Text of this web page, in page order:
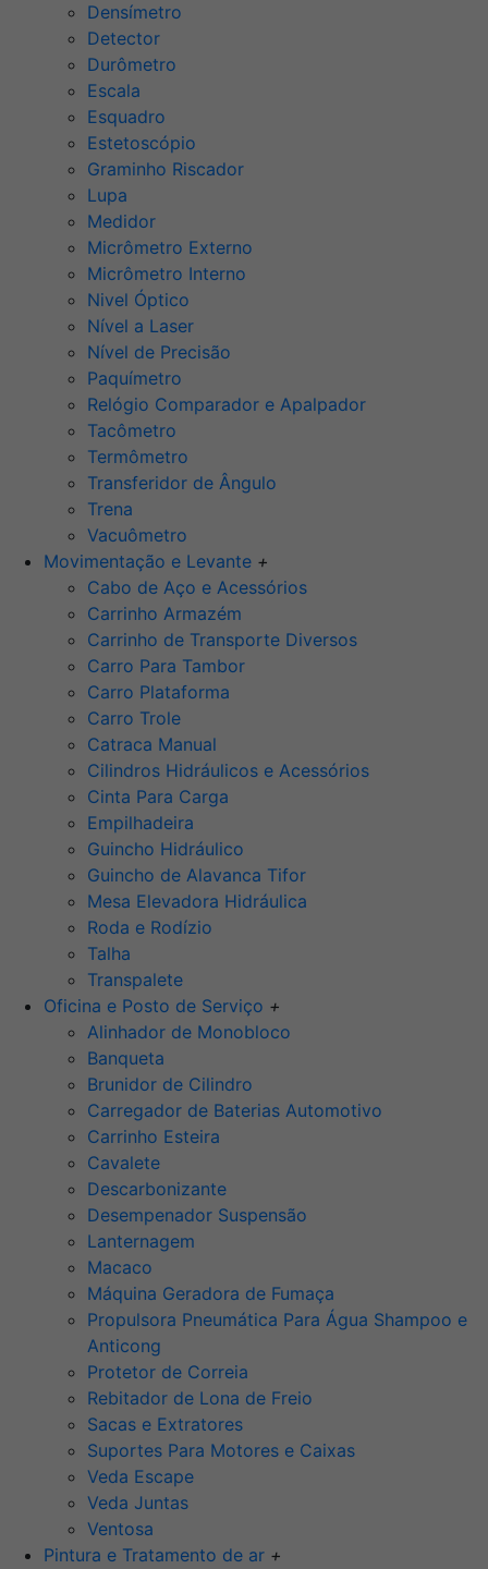
Densímetro
Detector
Durômetro
Escala
Esquadro
Estetoscópio
Graminho Riscador
Lupa
Medidor
Micrômetro Externo
Micrômetro Interno
Nivel Óptico
Nível a Laser
Nível de Precisão
Paquímetro
Relógio Comparador e Apalpador
Tacômetro
Termômetro
Transferidor de Ângulo
Trena
Vacuômetro
Movimentação e Levante +
Cabo de Aço e Acessórios
Carrinho Armazém
Carrinho de Transporte Diversos
Carro Para Tambor
Carro Plataforma
Carro Trole
Catraca Manual
Cilindros Hidráulicos e Acessórios
Cinta Para Carga
Empilhadeira
Guincho Hidráulico
Guincho de Alavanca Tifor
Mesa Elevadora Hidráulica
Roda e Rodízio
Talha
Transpalete
Oficina e Posto de Serviço +
Alinhador de Monobloco
Banqueta
Brunidor de Cilindro
Carregador de Baterias Automotivo
Carrinho Esteira
Cavalete
Descarbonizante
Desempenador Suspensão
Lanternagem
Macaco
Máquina Geradora de Fumaça
Propulsora Pneumática Para Água Shampoo e
Anticong
Protetor de Correia
Rebitador de Lona de Freio
Sacas e Extratores
Suportes Para Motores e Caixas
Veda Escape
Veda Juntas
Ventosa
Pintura e Tratamento de ar +